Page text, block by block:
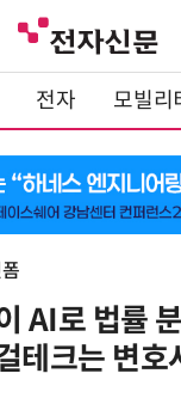
전자 모빌리
AI로 법률
테크는 변호